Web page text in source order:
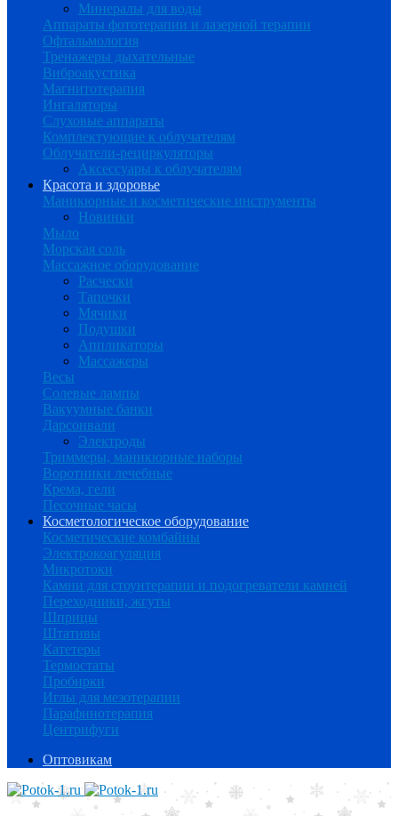
Минералы для воды
Аппараты фототерапии и лазерной терапии
Офтальмология
Тренажеры дыхательные
Виброакустика
Магнитотерапия
Ингаляторы
Слуховые аппараты
Комплектующие к облучателям
Облучатели-рециркуляторы
Аксессуары к облучателям
Красота и здоровье
Маникюрные и косметические инструменты
Новинки
Мыло
Морская соль
Массажное оборудование
Расчески
Тапочки
Мячики
Подушки
Аппликаторы
Массажеры
Весы
Солевые лампы
Вакуумные банки
Дарсонвали
Электроды
Триммеры, маникюрные наборы
Воротники лечебные
Крема, гели
Песочные часы
Косметологическое оборудование
Косметические комбайны
Электрокоагуляция
Микротоки
Камни для стоунтерапии и подогреватели камней
Переходники, жгуты
Шприцы
Штативы
Катетеры
Термостаты
Пробирки
Иглы для мезотерапии
Парафинотерапия
Центрифуги
Оптовикам